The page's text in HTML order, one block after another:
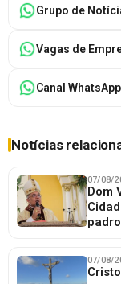
Grupo de
Vagas de
Canal WhatsApp
Notícias
07/08/
Dom
07/08/